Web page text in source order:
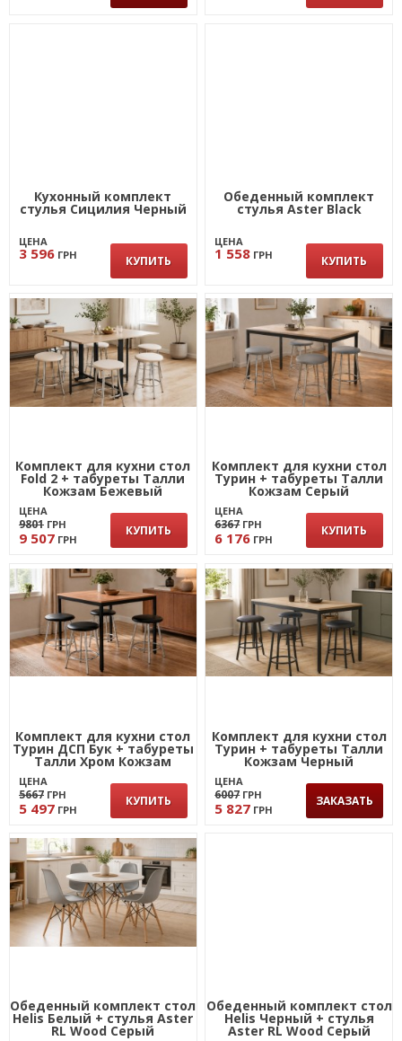
Кухонный комплект
стулья Сицилия Черный
ЦЕНА
3 596 ГРН КУПИТЬ
Обеденный комплект
стулья Aster Black
ЦЕНА
1 558 ГРН КУПИТЬ
Комплект для кухни стол
Fold 2 + табуреты Талли
Кожзам Бежевый
ЦЕНА
9801 ГРН
9 507 ГРН
КУПИТЬ
Комплект для кухни стол
Турин + табуреты Талли
Кожзам Серый
ЦЕНА
6367 ГРН
6 176 ГРН
КУПИТЬ
Комплект для кухни стол
Турин ДСП Бук + табуреты
Талли Хром Кожзам
Черный
ЦЕНА
5667 ГРН
5 497 ГРН
КУПИТЬ
Комплект для кухни стол
Турин + табуреты Талли
Кожзам Черный
ЦЕНА
6007 ГРН
5 827 ГРН
ЗАКАЗАТЬ
Обеденный комплект стол
Helis Белый + стулья Aster
RL Wood Серый
Обеденный комплект стол
Helis Черный + стулья
Aster RL Wood Серый